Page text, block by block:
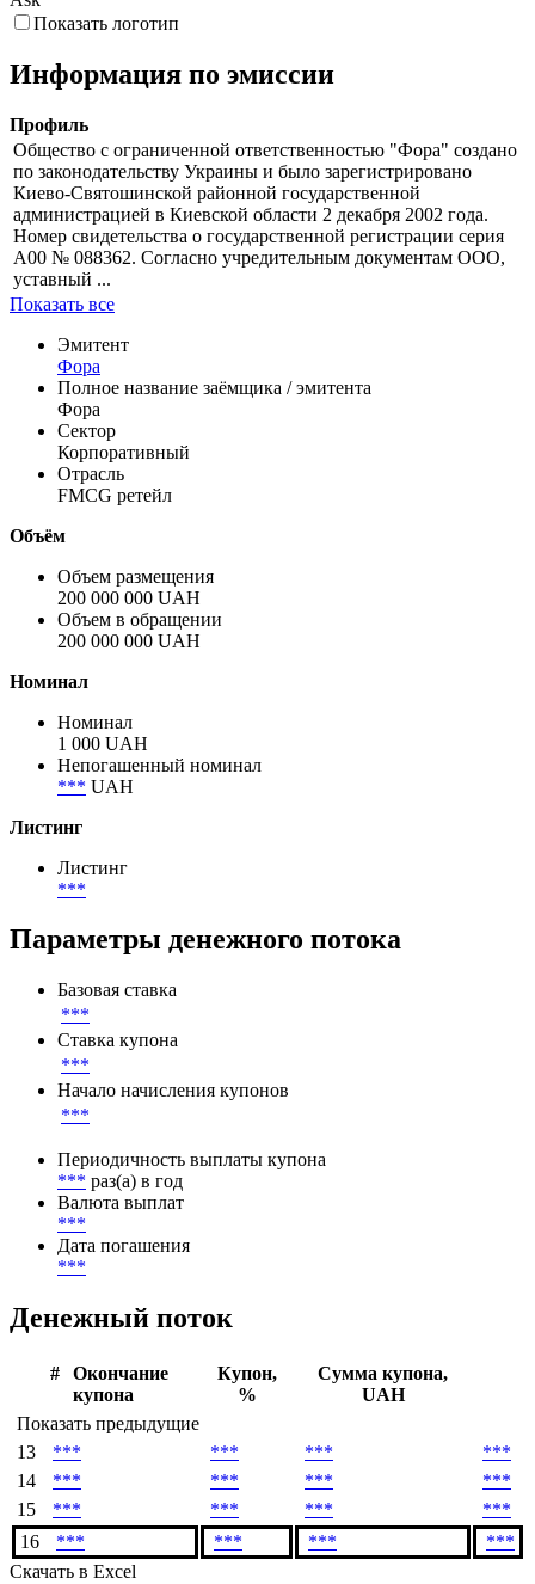
Показать логотип
Информация по эмиссии
Профиль
Общество с ограниченной ответственностью "Фора" создано
по законодательству Украины и было зарегистрировано
Киево-Святошинской районной государственной
администрацией в Киевской области 2 декабря 2002 года.
Номер свидетельства о государственной регистрации серия
А00 № 088362. Согласно учредительным документам ООО,
уставный ...
Показать все
Эмитент
Фора
Полное название заёмщика / эмитента
Фора
Сектор
Корпоративный
Отрасль
FMCG ретейл
Объём
Объем размещения
200 000 000 UAH
Объем в обращении
200 000 000 UAH
Номинал
Номинал
1 000 UAH
Непогашенный номинал
*** UAH
Листинг
Листинг
***
Параметры денежного потока
Базовая ставка
***
Ставка купона
***
Начало начисления купонов
***
Периодичность выплаты купона
*** раз(а) в год
Валюта выплат
***
Дата погашения
***
Денежный поток
#
Окончание
купона
Купон,
%
Сумма купона,
UAH
Показать предыдущие
13
*** *** ***
***
14
*** *** ***
***
15
*** *** ***
***
16
*** *** ***
***
Скачать в Excel